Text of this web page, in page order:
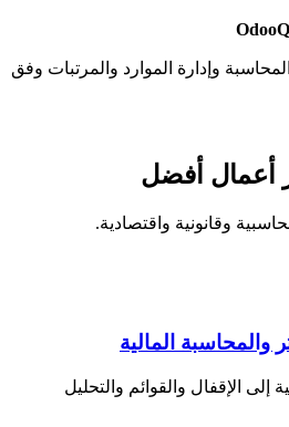
Odoo
وإدارة الموارد والمرتبات وفق
أعمال أفضل
وقانونية واقتصادية.
والمحاسبة المالية
الإقفال والقوائم والتحليل